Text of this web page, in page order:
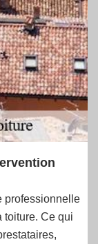
professionnelle
toiture. Ce qui